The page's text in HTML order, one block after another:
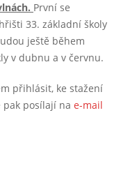
První se
33. základní školy
ještě během
v dubnu a v červnu.
přihlásit, ke stažení
pak posílají na e-mail